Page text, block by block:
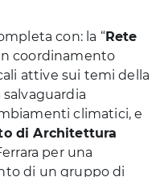
con: la “Rete
coordinamento
attive sui temi della
climatici, e
di Architettura
per una
di un gruppo di